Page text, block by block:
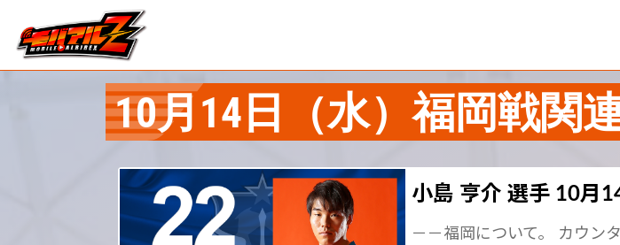
10月14日（水）福岡戦関
小島 亨介 選手 10月
－－福岡について。 カウン